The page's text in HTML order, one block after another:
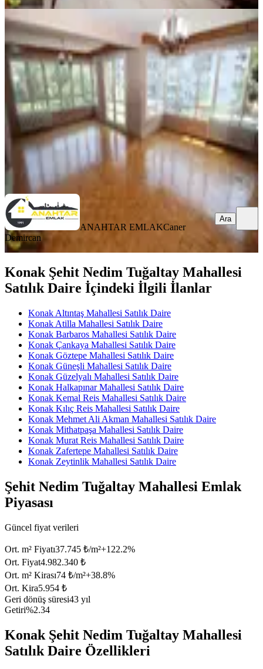
Hıfzıssıhha Meydan Köşe 3 Cephe
Arakat 3+1 Otoparklı Daire
Konak, Güzelyalı Mahallesi
3+1 · 166 m² 05.08.2026
10.000.000 ₺
ANAHTAR EMLAK Caner Demircan
ANAHTAR EMLAKCaner
Demircan
Ara
Konak Şehit Nedim Tuğaltay Mahallesi
Satılık Daire İçindeki İlgili İlanlar
Konak Altıntaş Mahallesi Satılık Daire
Konak Atilla Mahallesi Satılık Daire
Konak Barbaros Mahallesi Satılık Daire
Konak Çankaya Mahallesi Satılık Daire
Konak Göztepe Mahallesi Satılık Daire
Konak Güneşli Mahallesi Satılık Daire
Konak Güzelyalı Mahallesi Satılık Daire
Konak Halkapınar Mahallesi Satılık Daire
Konak Kemal Reis Mahallesi Satılık Daire
Konak Kılıç Reis Mahallesi Satılık Daire
Konak Mehmet Ali Akman Mahallesi Satılık Daire
Konak Mithatpaşa Mahallesi Satılık Daire
Konak Murat Reis Mahallesi Satılık Daire
Konak Zafertepe Mahallesi Satılık Daire
Konak Zeytinlik Mahallesi Satılık Daire
Şehit Nedim Tuğaltay Mahallesi Emlak
Piyasası
Güncel fiyat verileri
Ort. m² Fiyatı37.745 ₺/m²+122.2%
Ort. Fiyat4.982.340 ₺
Ort. m² Kirası74 ₺/m²+38.8%
Ort. Kira5.954 ₺
Geri dönüş süresi43 yıl
Getiri%2.34
Konak Şehit Nedim Tuğaltay Mahallesi
Satılık Daire Özellikleri